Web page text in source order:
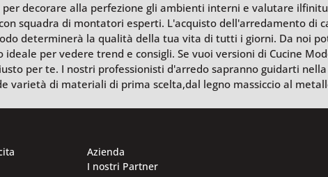
per decorare alla perfezione gli ambienti interni e valutare
squadra di montatori esperti. L'acquisto dell'arredamento di
determinerà la qualità della tua vita di tutti i giorni. Da noi
per vedere trend e consigli. Se vuoi versioni di Cucine
per te. I nostri professionisti d'arredo sapranno guidarti
varietà di materiali di prima scelta,dal legno massiccio al
Azienda
I nostri Partner